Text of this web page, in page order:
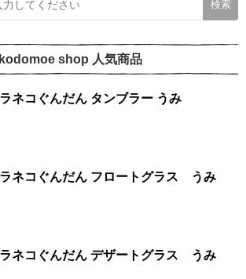
kodomoe shop 人気商品
ノラネコぐんだん タンブラー うみ
ノラネコぐんだん フロートグラス うみ
ノラネコぐんだん デザートグラス うみ